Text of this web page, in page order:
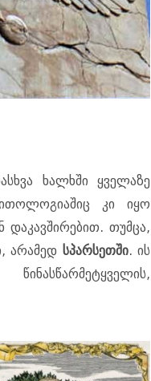
ხალხში ყველაზე
კი იყო
დაკავშირებით. თუმცა,
არამედ სპარსეთში. ის